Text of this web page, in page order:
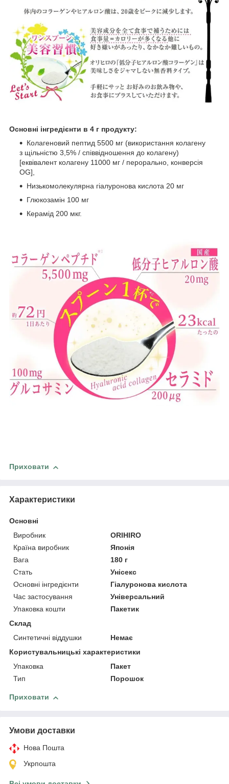
Основні інгредієнти в 4 г продукту:
Колагеновий пептид 5500 мг (використання колагену
з щільністю 3,5% / співвідношення до колагену)
[еквівалент колагену 11000 мг / перорально, конверсія
OG],
Низькомолекулярна гіалуронова кислота 20 мг
Глюкозамін 100 мг
Керамід 200 мкг.
Приховати
Характеристики
Основні
Виробник
ORIHIRO
Країна виробник
Японія
Вага
180 г
Стать
Унісекс
Основні інгредієнти
Гіалуронова кислота
Час застосування
Універсальний
Упаковка кошти
Пакетик
Склад
Синтетичні віддушки
Немає
Користувальницькі характеристики
Упаковка
Пакет
Тип
Порошок
Приховати
Умови доставки
Нова Пошта
Укрпошта